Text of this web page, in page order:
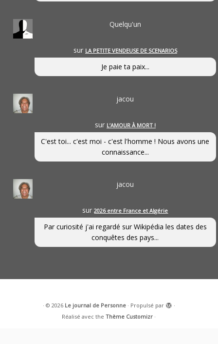
Quelqu'un
sur LA PETITE VENDEUSE DE SCENARIOS
Je paie ta paix...
jacou
sur L’AMOUR À MORT !
C'est toi... c'est moi - c'est l'homme ! Nous avons une
connaissance...
jacou
sur2026 entre France et Algérie
Par curiosité j'ai regardé sur Wikipédia les dates des
conquêtes des pays...
· © 2026 Le journal de Personne· Propulsé par
·
Réalisé avec theThème Customizr ·